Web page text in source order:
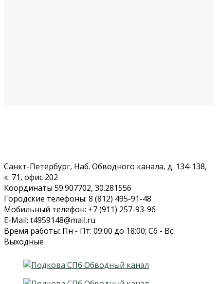
Санкт-Петербург, Наб. Обводного канала, д. 134-138,
к. 71, офис 202
Координаты 59.907702, 30.281556
Городские телефоны: 8 (812) 495-91-48
Мобильный телефон: +7 (911) 257-93-96
E-Mail: t4959148@mail.ru
Время работы: Пн - Пт: 09:00 до 18:00; Сб - Вс:
Выходные